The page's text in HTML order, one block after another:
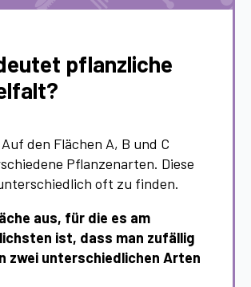
pflanzliche
den Flächen A, B und C
Pflanzenarten. Diese
oft zu finden.
aus, für die es am
ist, dass man zufällig
zwei unterschiedlichen Arten